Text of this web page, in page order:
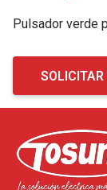
Pulsador verde